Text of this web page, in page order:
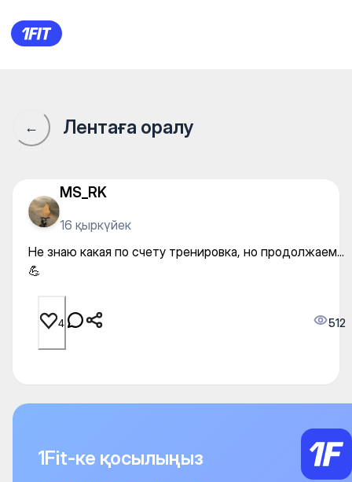
Не знаю какая по счету
← Лентаға оралу
MS_RK
16 қыркүйек
Не знаю какая по счету тренировка, но продолжаем...
💪
4 512
1Fit-ке қосылыңыз